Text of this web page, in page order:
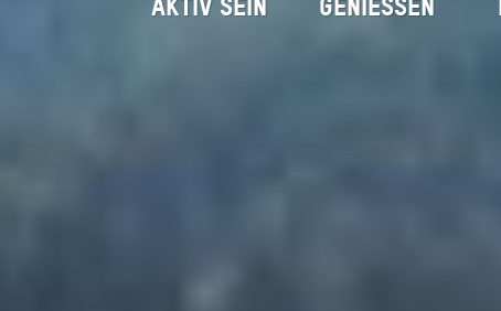
AKTIV SEIN GENIESSEN